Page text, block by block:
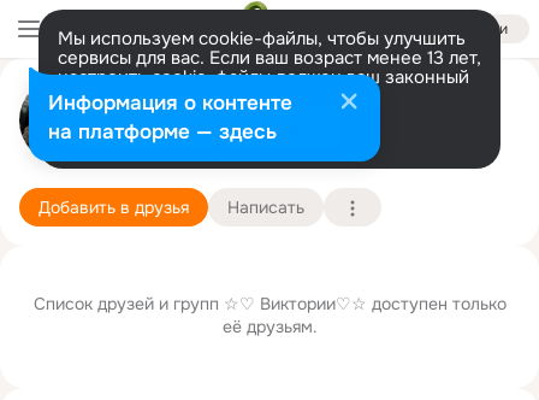
Войти
Мы используем cookie-файлы, чтобы улучшить
сервисы для вас. Если ваш возраст менее 13 лет,
настроить cookie-файлы должен ваш законный
представитель. Больше информации
Разрешить все Настроить
☆♡ Виктория♡☆ Сухопарова
Бишкек (Пишпек, Фрунзе)
Подробнее
Добавить в друзья Написать
Список друзей и групп ☆♡ Виктории♡☆ доступен только
её друзьям.
Информация о контенте
на платформе — здесь